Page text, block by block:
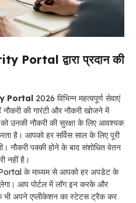
Portalद्वारा प्रदान की
Portal 2026 विभिन्न महत्वपूर्ण सेवाएं
की गारंटी और नौकरी खोजने में
को उनकी नौकरी की सुरक्षा के लिए आवश्यक
है। आपको हर सर्विस साल के लिए पूरी
नौकरी पक्की होने के बाद संशोधित वेतन
नहीं है।
के माध्यम सेआपको हर अपडेट के
आप पोर्टल में लॉग इन करके और
अपने एप्लीकेशन का स्टेटस ट्रैक कर